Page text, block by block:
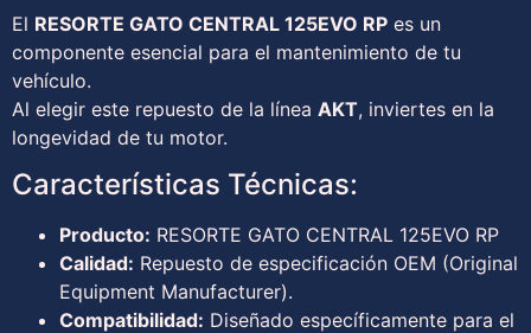
El RESORTE GATO CENTRAL 125EVO RP es un
componente esencial para el mantenimiento de tu
vehículo.
Al elegir este repuesto de la línea AKT, inviertes en la
longevidad de tu motor.
Características Técnicas:
Producto: RESORTE GATO CENTRAL 125EVO RP
Calidad: Repuesto de especificación OEM (Original
Equipment Manufacturer).
Compatibilidad: Diseñado específicamente para el